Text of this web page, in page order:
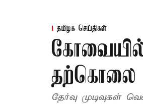
தமிழக செய்திகள்
கோவையில்
தற்கொலை
தேர்வு முடிவுகள்